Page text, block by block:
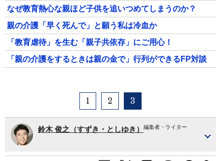
なぜ教育熱心な親ほど子供を追いつめてしまうのか？
親の介護「早く死んで」と願う私は冷血か
「教育虐待」を生む「親子共依存」にご用心！
「親の介護をするときは親の金で」行列ができるFP対談
1 2 3
鈴木 俊之（すずき・としゆき） 編集者・ライター